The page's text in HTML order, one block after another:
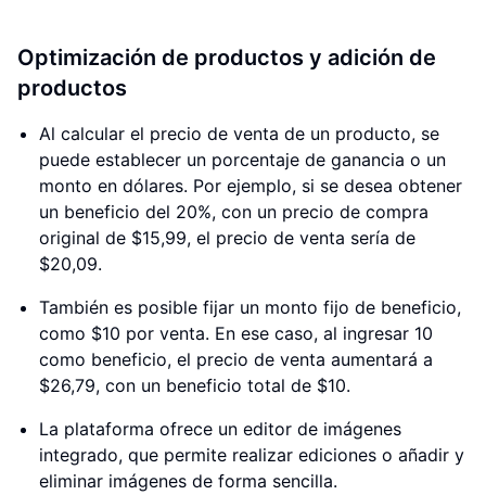
Optimización de productos y adición de
productos
Al calcular el precio de venta de un producto, se
puede establecer un porcentaje de ganancia o un
monto en dólares. Por ejemplo, si se desea obtener
un beneficio del 20%, con un precio de compra
original de $15,99, el precio de venta sería de
$20,09.
También es posible fijar un monto fijo de beneficio,
como $10 por venta. En ese caso, al ingresar 10
como beneficio, el precio de venta aumentará a
$26,79, con un beneficio total de $10.
La plataforma ofrece un editor de imágenes
integrado, que permite realizar ediciones o añadir y
eliminar imágenes de forma sencilla.